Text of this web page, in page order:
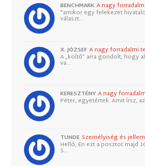
BENCHMARK A nagy
"amikor egy felekezet
választ…
X. JÓZSEF A nagy forradalmi
A „költő” arra gondolt, hogy
va…
KERESZTÉNY A nagy
Péter, egyetértek. Amit írsz,
TUNDE Személyiség és jellem
Helló, Én ezt a posztot majd
S…